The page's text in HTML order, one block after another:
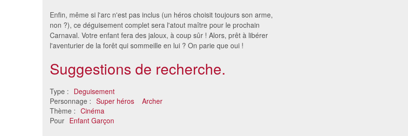
Enfin, même si l'arc n'est pas inclus (un héros choisit toujours son arme,
non ?), ce déguisement complet sera l'atout maître pour le prochain
Carnaval. Votre enfant fera des jaloux, à coup sûr ! Alors, prêt à libérer
l'aventurier de la forêt qui sommeille en lui ? On parie que oui !
Suggestions de recherche.
Type : Deguisement
Personnage : Super héros
Archer
Thème : Cinéma
Pour Enfant Garçon